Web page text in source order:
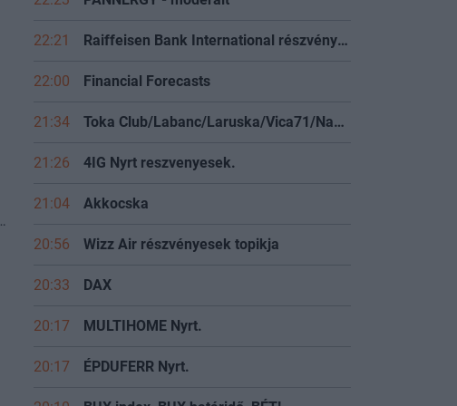
22:21 Raiffeisen Bank International részvényesek
22:00 Financial Forecasts
21:34 Toka Club/Labanc/Laruska/Vica71/Nacky/Bpali/Oldrider/Josefernando/Mcbull/Kawaszabi
21:26 4IG Nyrt reszvenyesek.
21:04 Akkocska
20:56 Wizz Air részvényesek topikja
20:33 DAX
20:17 MULTIHOME Nyrt.
20:17 ÉPDUFERR Nyrt.